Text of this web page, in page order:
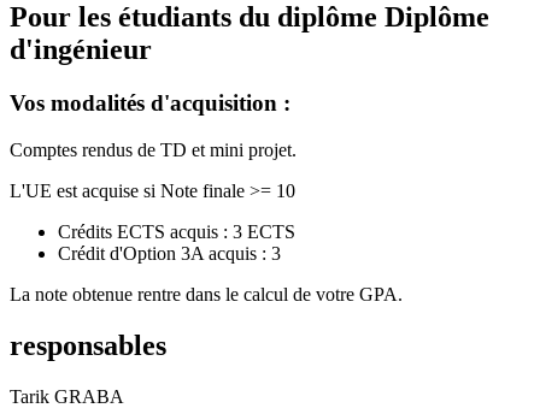
Pour les étudiants du diplôme Diplôme
d'ingénieur
Vos modalités d'acquisition :
Comptes rendus de TD et mini projet.
L'UE est acquise si Note finale >= 10
Crédits ECTS acquis : 3 ECTS
Crédit d'Option 3A acquis : 3
La note obtenue rentre dans le calcul de votre GPA.
responsables
Tarik GRABA